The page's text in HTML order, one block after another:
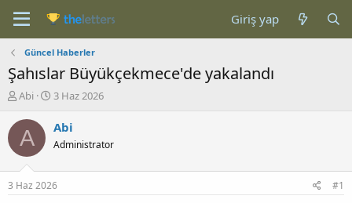
Giriş yap
Güncel Haberler
Şahıslar Büyükçekmece'de yakalandı
K
n
b
u
u
b
Abi
B
ş
a
g
ı
3 Haz 2026
A Abi
Administrator
3 Haz 2026 #1